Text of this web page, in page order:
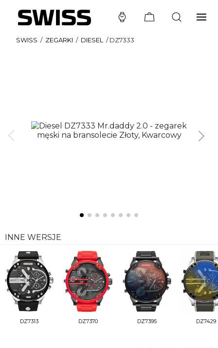
SWISS / ZEGARKI / DIESEL /DZ7333
INNE WERSJE
DZ7313 DZ7370 DZ7395 DZ7429